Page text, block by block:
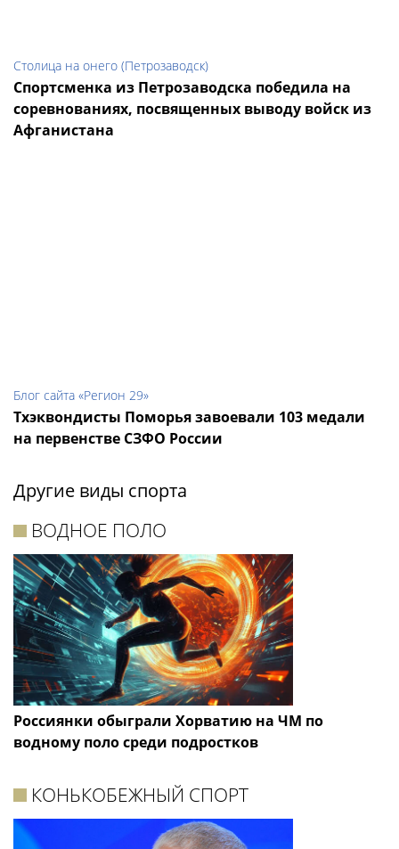
Столица на онего (Петрозаводск)
Спортсменка из Петрозаводска победила на
соревнованиях, посвященных выводу войск из
Афганистана
Блог сайта «Регион 29»
Тхэквондисты Поморья завоевали 103 медали
на первенстве СЗФО России
Другие виды спорта
ВОДНОЕ ПОЛО
Россиянки обыграли Хорватию на ЧМ по
водному поло среди подростков
КОНЬКОБЕЖНЫЙ СПОРТ